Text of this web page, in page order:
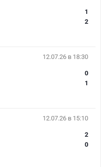
1
2
12.07.26 в 18:30
0
1
12.07.26 в 15:10
2
0